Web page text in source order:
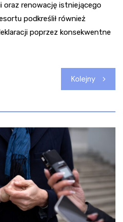
oraz renowację istniejącego
podkreślił również
poprzez konsekwentne
Kolejny